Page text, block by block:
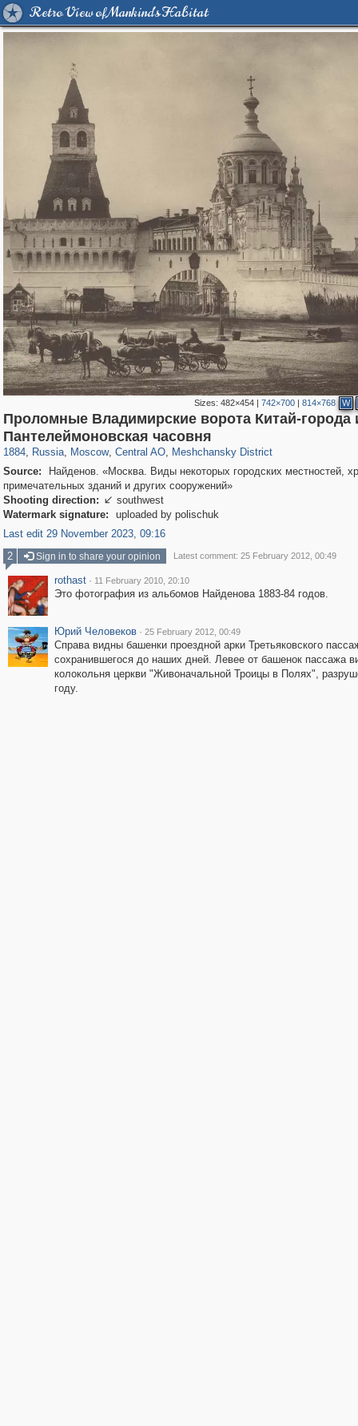
Retro View of Mankind's Habitat
Sizes:482×454 |742×700 |814×768 W
Проломные Владимирские ворота Китай-города
Пантелеймоновская часовня
1884, Russia
1,405,779 29,243
, Moscow
319,716 8,286
, Central AO
159,930 5,916
, Meshchansky District
10,182
Source:
Найденов. «Москва. Виды некоторых городских местностей,
примечательных зданий и других сооружений»
Shooting direction:  southwest
Watermark signature:
uploaded by polischuk
Last edit 29 November 2023, 09:16
2
Sign in to share your opinion Latest comment: 25 February 2012, 00:49
rothast · 11 February 2010, 20:10
Это фотография из альбомов Найденова 1883-84 годов.
Юрий Человеков · 25 February 2012, 00:49
Справа видны башенки проездной арки Третьяковского
сохранившегося до наших дней. Левее от башенок пассажа
колокольня церкви "Живоначальной Троицы в Полях",
году.